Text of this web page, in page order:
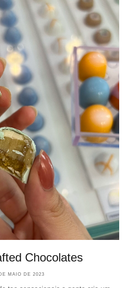
Chocolates
MAIO DE 2023